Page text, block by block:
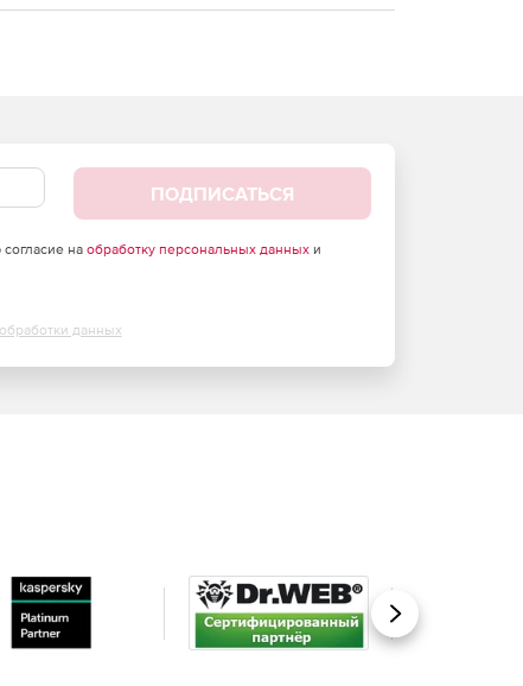
ПОДПИСАТЬСЯ
на обработку персональных данныхи
данных
Вперед